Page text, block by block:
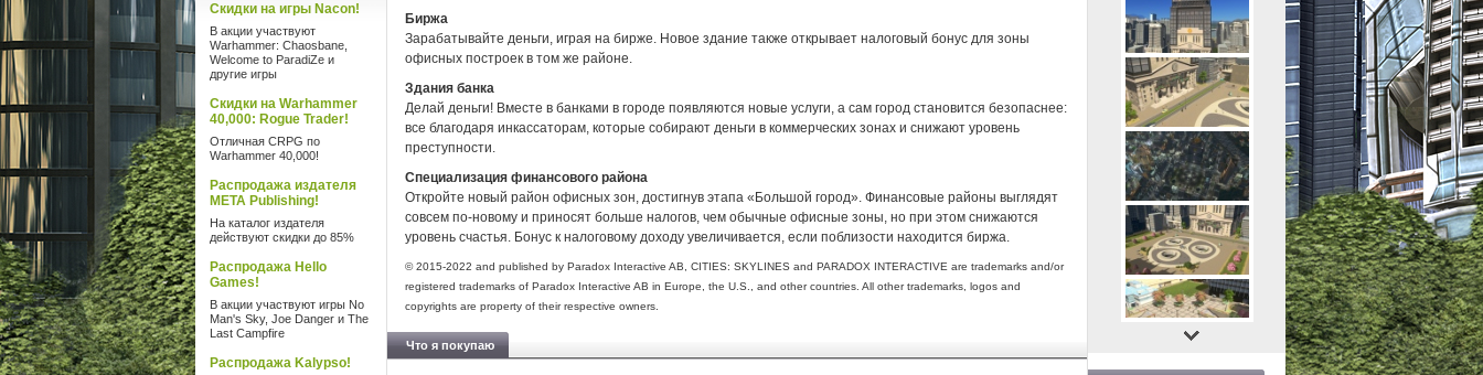
Скидки на игры Nacon!
В акции участвуют
Warhammer: Chaosbane,
Welcome to ParadiZe и
другие игры
Скидки на Warhammer
40,000: Rogue Trader!
Отличная CRPG по
Warhammer 40,000!
Распродажа издателя
META Publishing!
На каталог издателя
действуют скидки до 85%
Распродажа Hello
Games!
В акции участвуют игры No
Man's Sky, Joe Danger и The
Last Campfire
Распродажа Kalypso!
Биржа
Зарабатывайте деньги, играя на бирже. Новое здание также открывает налоговый бонус для зоны
офисных построек в том же районе.
Здания банка
Делай деньги! Вместе в банками в городе появляются новые услуги, а сам город становится безопаснее:
все благодаря инкассаторам, которые собирают деньги в коммерческих зонах и снижают уровень
преступности.
Специализация финансового района
Откройте новый район офисных зон, достигнув этапа «Большой город». Финансовые районы выглядят
совсем по-новому и приносят больше налогов, чем обычные офисные зоны, но при этом снижаются
уровень счастья. Бонус к налоговому доходу увеличивается, если поблизости находится биржа.
© 2015-2022 and published by Paradox Interactive AB, CITIES: SKYLINES and PARADOX INTERACTIVE are trademarks and/or
registered trademarks of Paradox Interactive AB in Europe, the U.S., and other countries. All other trademarks, logos and
copyrights are property of their respective owners.
Что я покупаю